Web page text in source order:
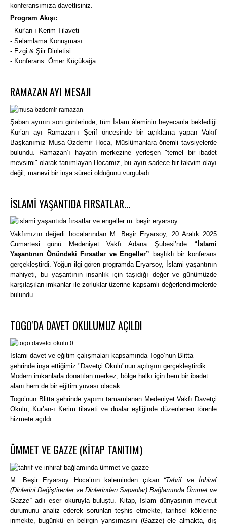
konferansımıza davetlisiniz.
Program Akışı:
- Kur'an-ı Kerim Tilaveti
- Selamlama Konuşması
- Ezgi & Şiir Dinletisi
- Konferans: Ömer Küçükağa
RAMAZAN AYI MESAJI
Şaban ayının son günlerinde, tüm İslam âleminin heyecanla beklediği
Kur’an ayı Ramazan-ı Şerif öncesinde bir açıklama yapan Vakıf
Başkanımız Musa Özdemir Hoca, Müslümanlara önemli tavsiyelerde
bulundu. Ramazan’ı hayatın merkezine yerleşen "temel bir ibadet
mevsimi" olarak tanımlayan Hocamız, bu ayın sadece bir takvim olayı
değil, manevi bir inşa süreci olduğunu vurguladı.
İSLAMİ YAŞANTIDA FIRSATLAR...
Vakfımızın değerli hocalarından M. Beşir Eryarsoy, 20 Aralık 2025
Cumartesi günü Medeniyet Vakfı Adana Şubesi’nde “İslami
Yaşantının Önündeki Fırsatlar ve Engeller” başlıklı bir konferans
gerçekleştirdi. Yoğun ilgi gören programda Eryarsoy, İslami yaşantının
mahiyeti, bu yaşantının insanlık için taşıdığı değer ve günümüzde
karşılaşılan imkanlar ile zorluklar üzerine kapsamlı değerlendirmelerde
bulundu.
TOGO'DA DAVET OKULUMUZ AÇILDI
İslami davet ve eğitim çalışmaları kapsamında Togo’nun Blitta
şehrinde inşa ettiğimiz "Davetçi Okulu"nun açılışını gerçekleştirdik.
Modern imkanlarla donatılan merkez, bölge halkı için hem bir ibadet
alanı hem de bir eğitim yuvası olacak.
Togo’nun Blitta şehrinde yapımı tamamlanan Medeniyet Vakfı Davetçi
Okulu, Kur’an-ı Kerim tilaveti ve dualar eşliğinde düzenlenen törenle
hizmete açıldı.
ÜMMET VE GAZZE (KİTAP TANITIM)
M. Beşir Eryarsoy Hoca’nın kaleminden çıkan “Tahrif ve İnhiraf
(Dinlerini Değiştirenler ve Dinlerinden Sapanlar) Bağlamında Ümmet ve
Gazze”adlı eser okuruyla buluştu.
Kitap, İslam dünyasının mevcut
durumunu analiz ederek sorunları teşhis etmekte, tarihsel köklerine
inmekte, bugünkü en belirgin yansımasını (Gazze) ele almakta, dış